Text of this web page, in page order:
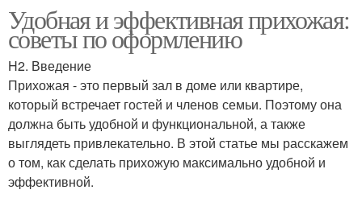
Удобная и эффективная прихожая:
советы по оформлению
H2. Введение
Прихожая - это первый зал в доме или квартире,
который встречает гостей и членов семьи. Поэтому она
должна быть удобной и функциональной, а также
выглядеть привлекательно. В этой статье мы расскажем
о том, как сделать прихожую максимально удобной и
эффективной.